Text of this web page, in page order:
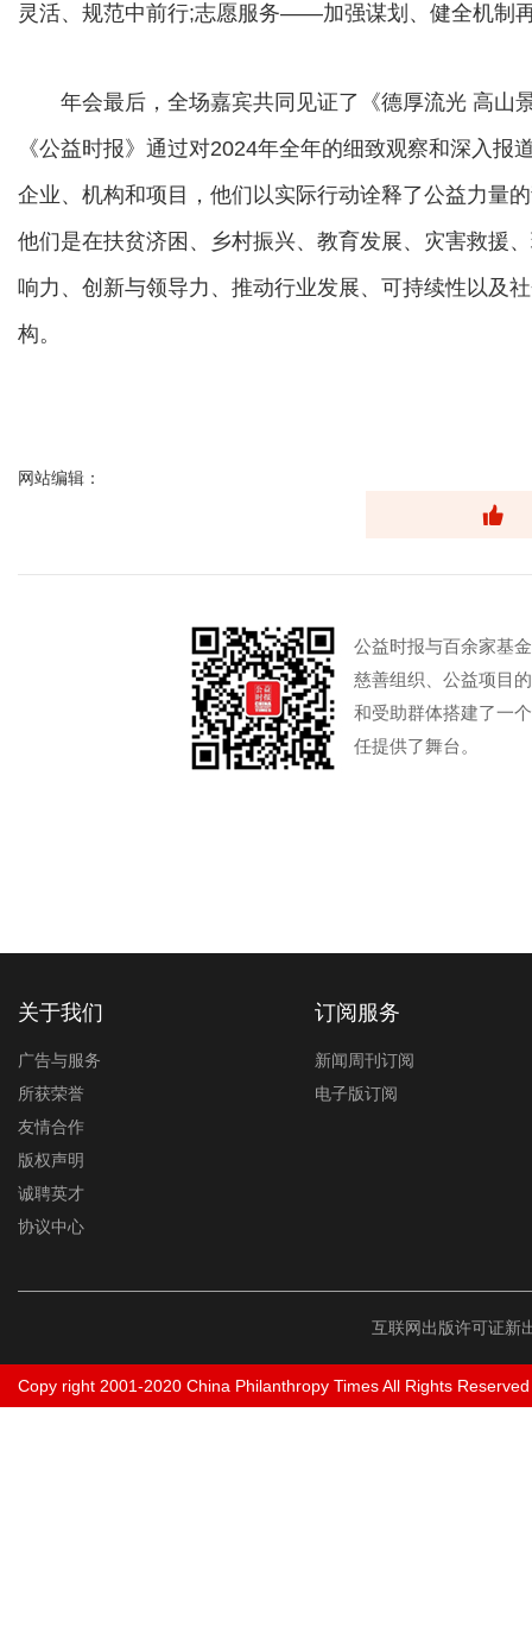
灵活、规范中前行;志愿服务——加强谋划、健全机制
年会最后，全场嘉宾共同见证了《德厚流光 高山
《公益时报》通过对2024年全年的细致观察和深入
企业、机构和项目，他们以实际行动诠释了公益力量
他们是在扶贫济困、乡村振兴、教育发展、灾害救援
响力、创新与领导力、推动行业发展、可持续性以及
构。
网站编辑：
公益时报与百余家基
慈善组织、公益项目
和受助群体搭建了一
任提供了舞台。
关于我们
广告与服务
所获荣誉
友情合作
版权声明
诚聘英才
协议中心
订阅服务
新闻周刊订阅
电子版订阅
互联网出版许可证新
Copy right 2001-2020 China Philanthropy Times All Rights Reserved